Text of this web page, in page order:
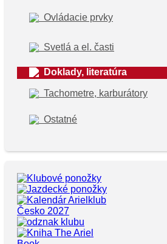
Ovládacie prvky
Svetlá a el. časti
Doklady, literatúra
Tachometre, karburátory
Ostatné